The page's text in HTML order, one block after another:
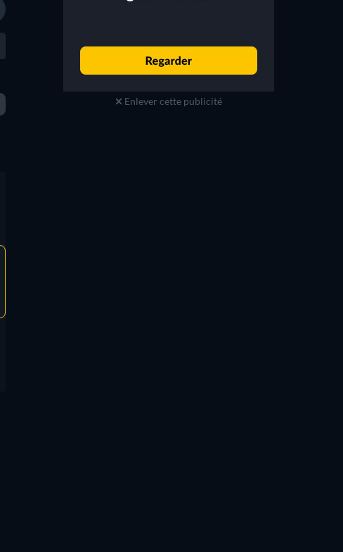
Enlever cette publicité